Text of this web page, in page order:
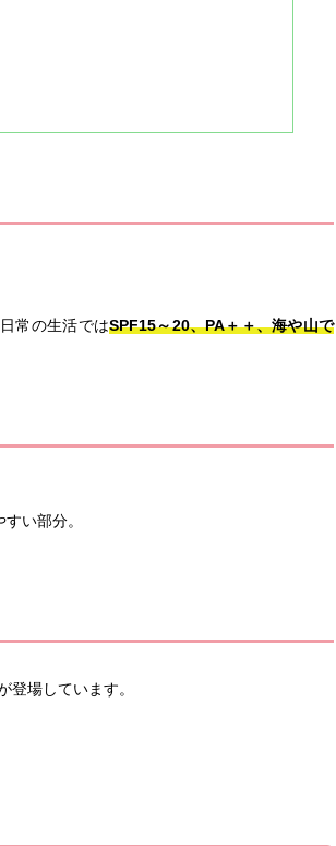
常の生活ではSPF15～20、PA＋＋、海や山で
い部分。
登場しています。